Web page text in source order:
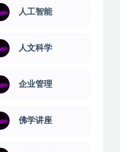
人工智能
人文科学
企业管理
佛学讲座